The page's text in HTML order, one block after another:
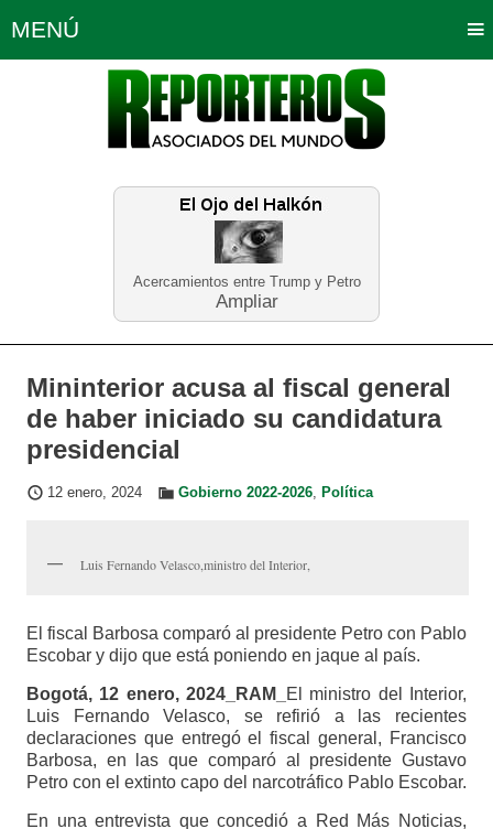
Acercamientos entre Trump y Petro
Ampliar
MENÚ
Política Opinión Bogotá
Planeta Tierra Deportes
Educación Neira
Mininterior acusa al fiscal general
de haber iniciado su candidatura
presidencial
12 enero, 2024 Gobierno 2022-2026, Política
Luis Fernando Velasco,ministro del Interior,
El fiscal Barbosa comparó al presidente Petro con Pablo
Escobar y dijo que está poniendo en jaque al país.
Bogotá, 12 enero, 2024_RAM_
El ministro del Interior,
Luis Fernando Velasco, se refirió a las recientes
declaraciones que entregó el fiscal general, Francisco
Barbosa, en las que comparó al presidente Gustavo
Petro con el extinto capo del narcotráfico Pablo Escobar.
En una entrevista que concedió a Red Más Noticias,